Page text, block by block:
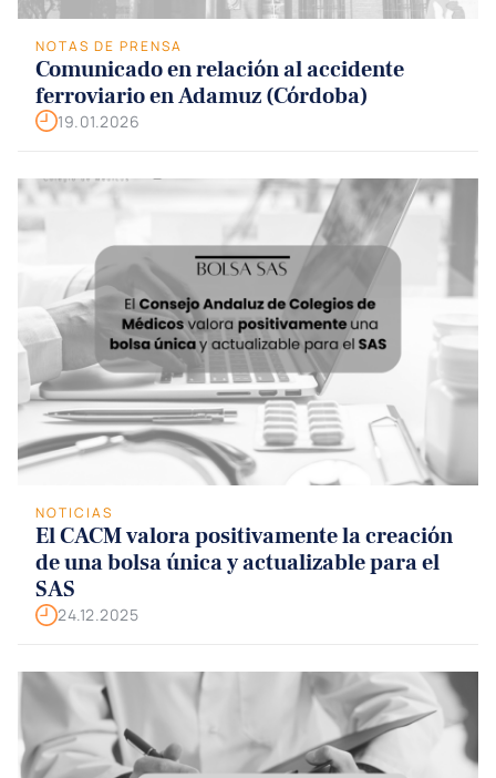
NOTAS DE PRENSA
Comunicado en relación al accidente
ferroviario en Adamuz (Córdoba)
19.01.2026
NOTICIAS
El CACM valora positivamente la creación
de una bolsa única y actualizable para el
SAS
24.12.2025